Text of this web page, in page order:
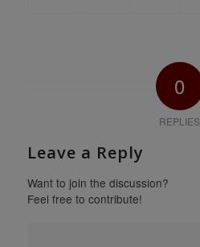
0
REPLIES
Leave a Reply
Want to join the discussion?
Feel free to contribute!